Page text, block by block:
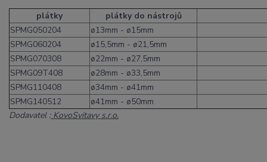
plátky
plátky do nástrojů
SPMG050204
ø13mm - ø15mm
SPMG060204
ø15,5mm - ø21,5mm
SPMG070308
ø22mm - ø27,5mm
SPMG09T408
ø28mm - ø33,5mm
SPMG110408
ø34mm - ø41mm
SPMG140512
ø41mm - ø50mm
Dodavatel :KovoSvitavy s.r.o.